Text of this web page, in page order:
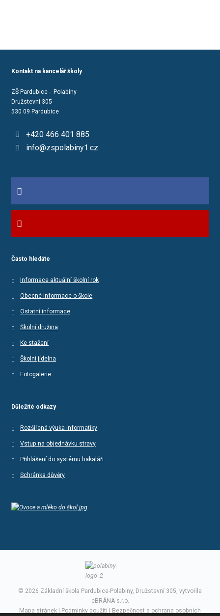
Kontakt na kancelář školy
ZŠ Pardubice - Polabiny
Družstevní 305
530 09 Pardubice
+420 466 401 885
info@zspolabiny1.cz
Často hledáte
Informace aktuální školní rok
Obecné informace o škole
Ostatní informace
Školní družina
Ke stažení
Školní jídelna
Fotogalerie
Důležité odkazy
Rozšířená výuka informatiky
Vstup na objednávku stravy
Přihlášení do systému bakaláři
Schránka důvěry
© 2026 Základní škola Pardubice-Polabiny, Družstevní 305, vytvořila
eBRÁNA s.r.o.
Mapa stránek
Podmínky použití Bezpečnost a ochrana osobních